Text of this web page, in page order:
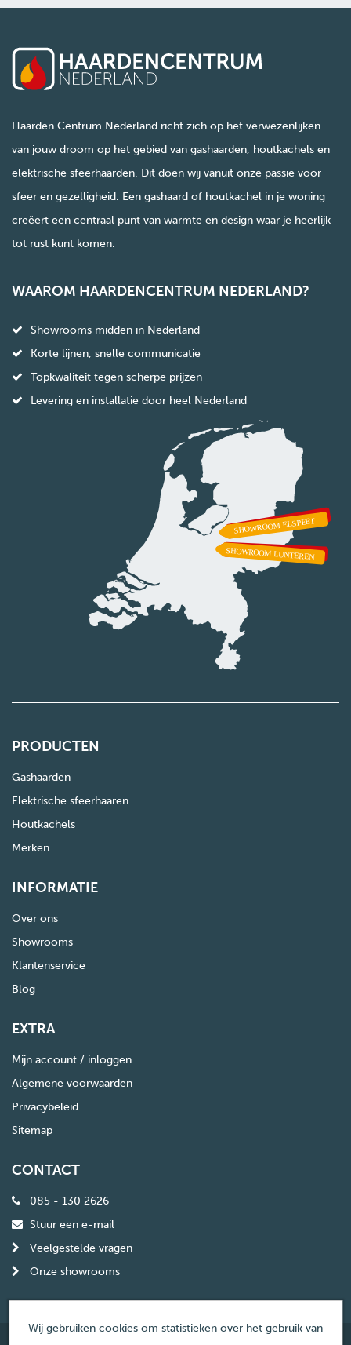
Haarden Centrum Nederland richt zich op het verwezenlijken
van jouw droom op het gebied van gashaarden, houtkachels en
elektrische sfeerhaarden. Dit doen wij vanuit onze passie voor
sfeer en gezelligheid. Een gashaard of houtkachel in je woning
creëert een centraal punt van warmte en design waar je heerlijk
tot rust kunt komen.
WAAROM HAARDENCENTRUM NEDERLAND?
Showrooms midden in Nederland
Korte lijnen, snelle communicatie
Topkwaliteit tegen scherpe prijzen
Levering en installatie door heel Nederland
PRODUCTEN
Gashaarden
Elektrische sfeerhaaren
Houtkachels
Merken
INFORMATIE
Over ons
Showrooms
Klantenservice
Blog
EXTRA
Mijn account / inloggen
Algemene voorwaarden
Privacybeleid
Sitemap
CONTACT
085 - 130 2626
Stuur een e-mail
Veelgestelde vragen
Onze showrooms
Wij gebruiken cookies om statistieken over het gebruik van